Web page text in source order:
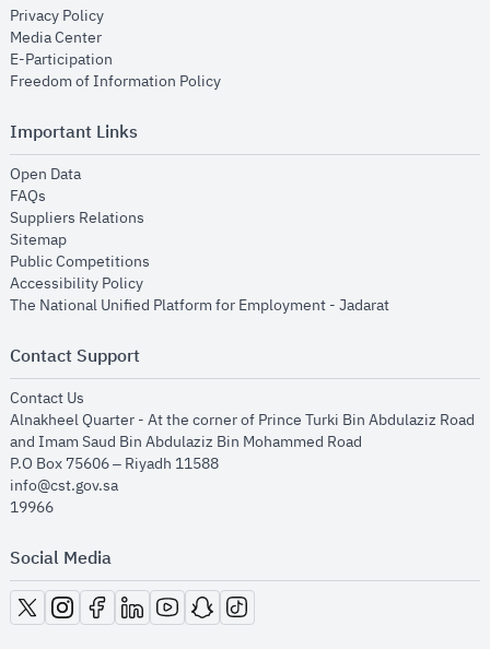
Privacy Policyopens in new window
Media Centeropens in new window
E-Participation
Freedom of Information Policyopens in new window
Important Links
Open Dataopens in new window
FAQs
Suppliers Relations
Sitemapopens in new window
Public Competitions
Accessibility Policyopens in new window
The National Unified Platform for Employment - Jadaratopens in new
Contact Support
Contact Us
Alnakheel Quarter - At the corner of Prince Turki Bin Abdulaziz Road
and Imam Saud Bin Abdulaziz Bin Mohammed Road​
P.O Box 75606 – Riyadh 11588
info@cst.gov.sa
19966
Social Media
opens in new window
opens in new window
opens in new window
opens in new window
opens in new window
opens in new window
opens in new window